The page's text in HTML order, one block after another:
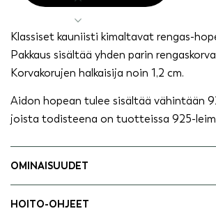
rengas
Klassiset kauniisti kimaltavat rengas-
Pakkaus sisältää yhden parin
Korvakorujen halkaisija noin 1,2 cm.
Aidon hopean tulee sisältää vähintään
joista todisteena on tuotteissa 925-
OMINAISUUDET
HOITO-OHJEET